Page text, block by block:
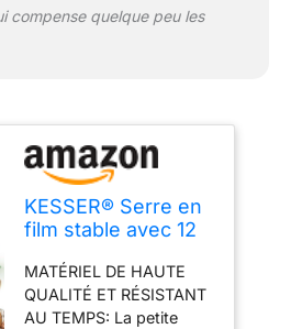
temps, ils gardent
la récolte des plantes.
Ces caractéristiques
assurent une croissance
saine des plantes et une
récolte réussie.
STRUCTURE STABLE ET
FACILE À MONTER : La
structure tubulaire en
acier renforcé avec
compense quelque peu les
KESSER® Serre en
film stable avec 12
moustiquaire et
porte | Tunnel de
jardin avec cadre
MATÉRIEL DE HAUTE
QUALITÉ ET RÉSISTANT
AU TEMPS: La petite